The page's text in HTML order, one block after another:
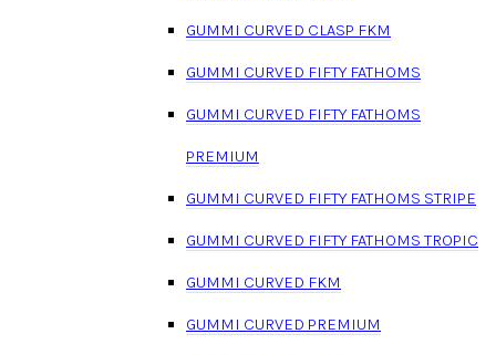
GUMMI CURVED CLASP FKM
GUMMI CURVED FIFTY FATHOMS
GUMMI CURVED FIFTY FATHOMS
PREMIUM
GUMMI CURVED FIFTY FATHOMS STRIPE
GUMMI CURVED FIFTY FATHOMS TROPIC
GUMMI CURVED FKM
GUMMI CURVED PREMIUM